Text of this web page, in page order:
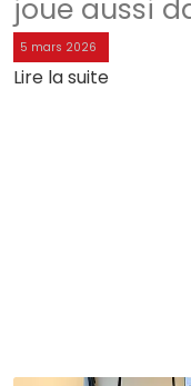
joue aussi
5 mars 2026
Lire la suite